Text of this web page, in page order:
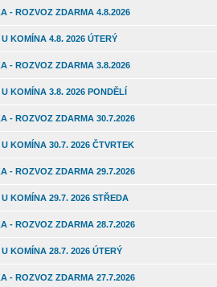
- ROZVOZ ZDARMA 4.8.2026
KOMÍNA 4.8. 2026 ÚTERÝ
- ROZVOZ ZDARMA 3.8.2026
KOMÍNA 3.8. 2026 PONDĚLÍ
- ROZVOZ ZDARMA 30.7.2026
KOMÍNA 30.7. 2026 ČTVRTEK
- ROZVOZ ZDARMA 29.7.2026
KOMÍNA 29.7. 2026 STŘEDA
- ROZVOZ ZDARMA 28.7.2026
KOMÍNA 28.7. 2026 ÚTERÝ
- ROZVOZ ZDARMA 27.7.2026